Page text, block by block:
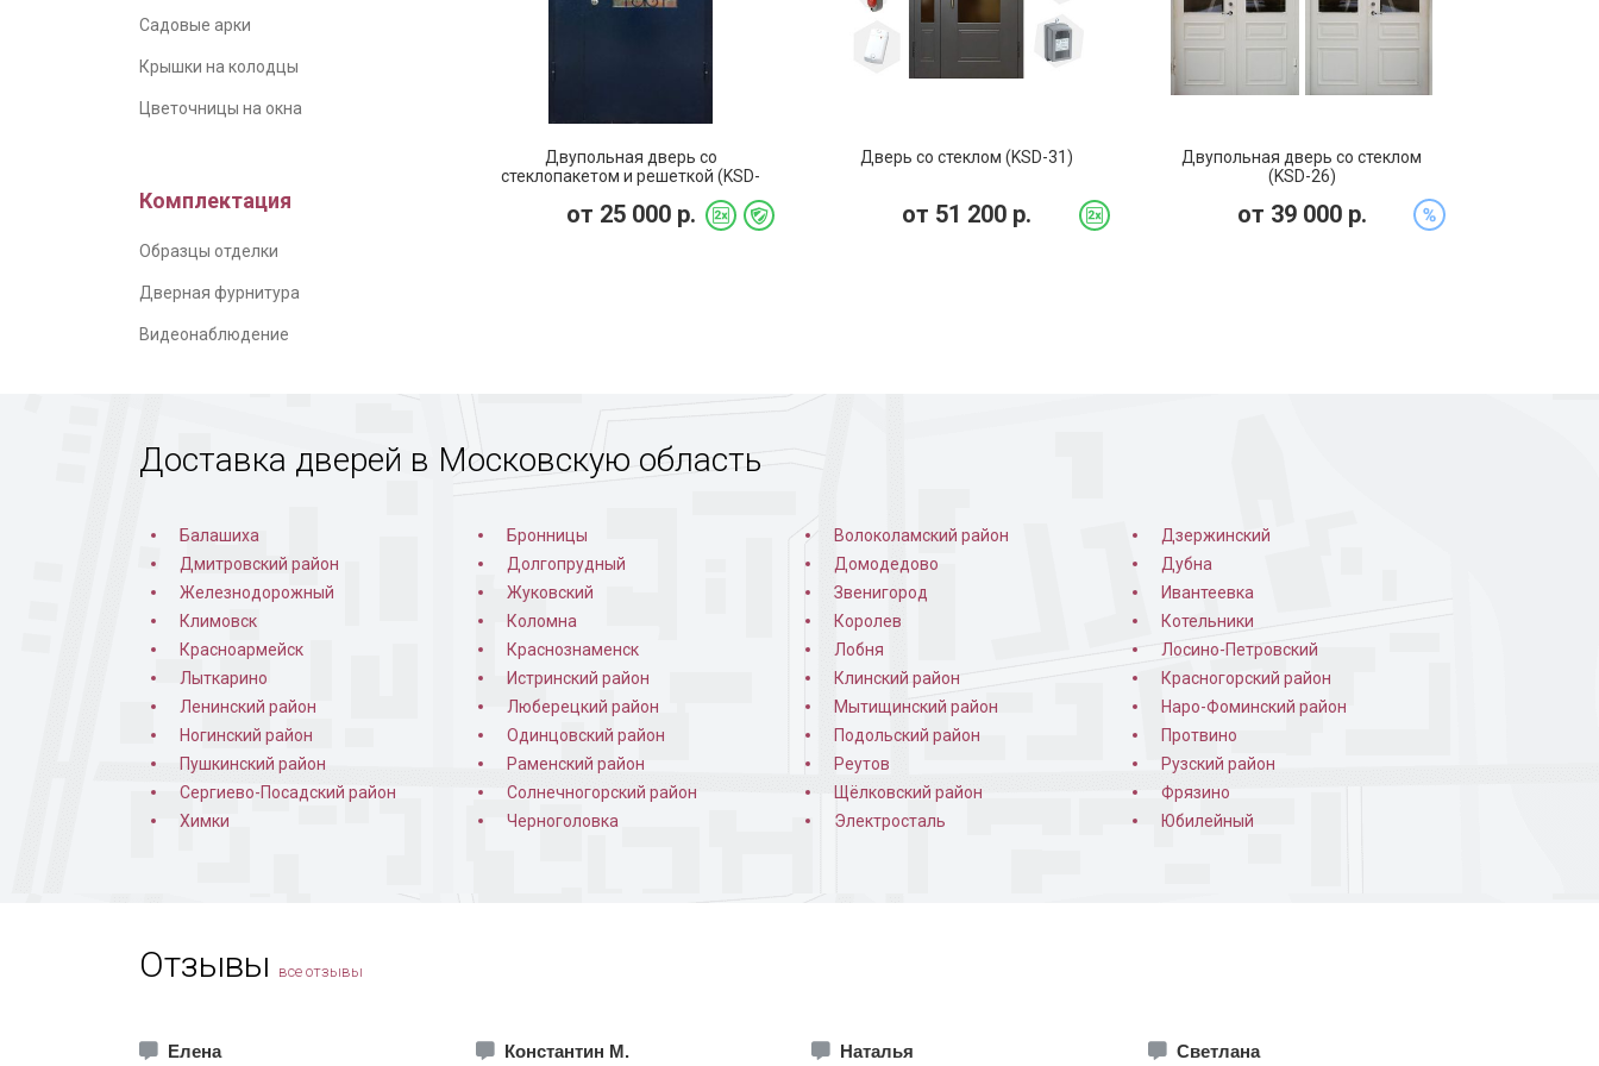
Садовые арки
Крышки на колодцы
Цветочницы на окна
Комплектация
Образцы отделки
Дверная фурнитура
Видеонаблюдение
С филенчатым МДФ
Подъездная дверь с ковкой и
Фото установленной двери Фото кованой решетки
Арочная дверь белого цвета
Коттеджная дверь с ковкой и
Двупольная дверь со
стеклопакетом и решеткой (KSD-
от 25 000 р.
Дверь со стеклом (KSD-31)
от 51 200р.
Двупольная дверь со стеклом
(KSD-26)
от 39 000р.
Доставка дверей в Московскую область
Балашиха Бронницы Волоколамский район
Дзержинский
Дмитровский район
Долгопрудный Домодедово
Дубна
Железнодорожный
Жуковский Звенигород
Ивантеевка
Климовск
Коломна Королев
Котельники
Красноармейск
Краснознаменск Лобня
Лосино-Петровский
Лыткарино
Истринский район Клинский район
Красногорский район
Ленинский район
Люберецкий район Мытищинский район
Наро-Фоминский район
Ногинский район
Одинцовский район Подольский район
Протвино
Пушкинский район
Раменский район Реутов
Рузский район
Сергиево-Посадский район
Солнечногорский район Щёлковский район
Фрязино
Химки
Черноголовка Электросталь Юбилейный
Отзывы все отзывы
Елена Константин М. Наталья Светлана